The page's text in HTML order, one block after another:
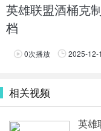
英雄联盟酒桶克
档
0次播放
2025-12-
相关视频
英雄